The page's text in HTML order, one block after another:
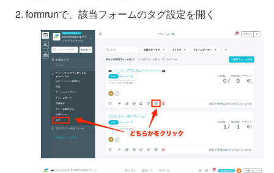
formrunで、該当フォームのタグ設定を開く